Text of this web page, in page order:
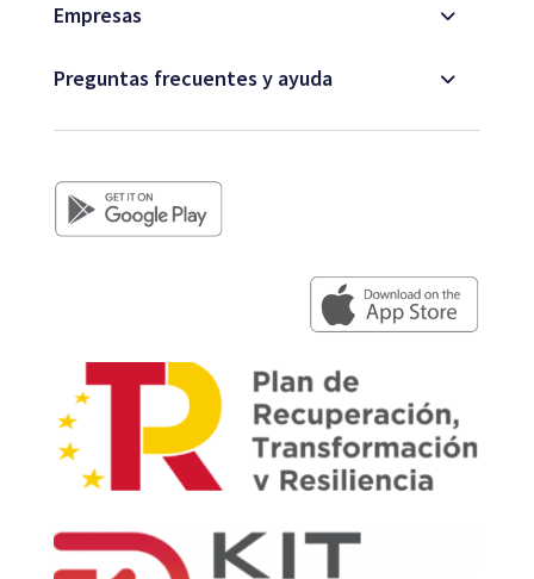
Empresas
Preguntas frecuentes y ayuda